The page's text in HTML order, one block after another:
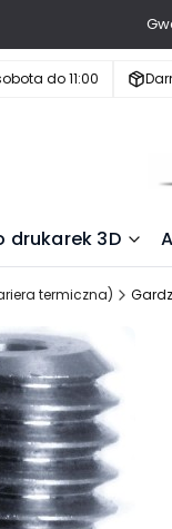
do 11:00
drukarek 3D
termiczna)